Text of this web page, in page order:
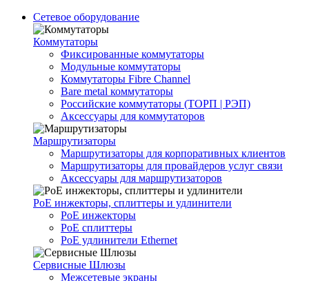
Сетевое оборудование
Коммутаторы
Фиксированные коммутаторы
Модульные коммутаторы
Коммутаторы Fibre Channel
Bare metal коммутаторы
Российские коммутаторы (ТОРП | РЭП)
Аксессуары для коммутаторов
Маршрутизаторы
Маршрутизаторы для корпоративных клиентов
Маршрутизаторы для провайдеров услуг связи
Аксессуары для маршрутизаторов
PoE инжекторы, сплиттеры и удлинители
PoE инжекторы
PoE сплиттеры
PoE удлинители Ethernet
Сервисные Шлюзы
Межсетевые экраны